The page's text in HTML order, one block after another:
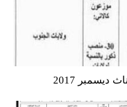
2017